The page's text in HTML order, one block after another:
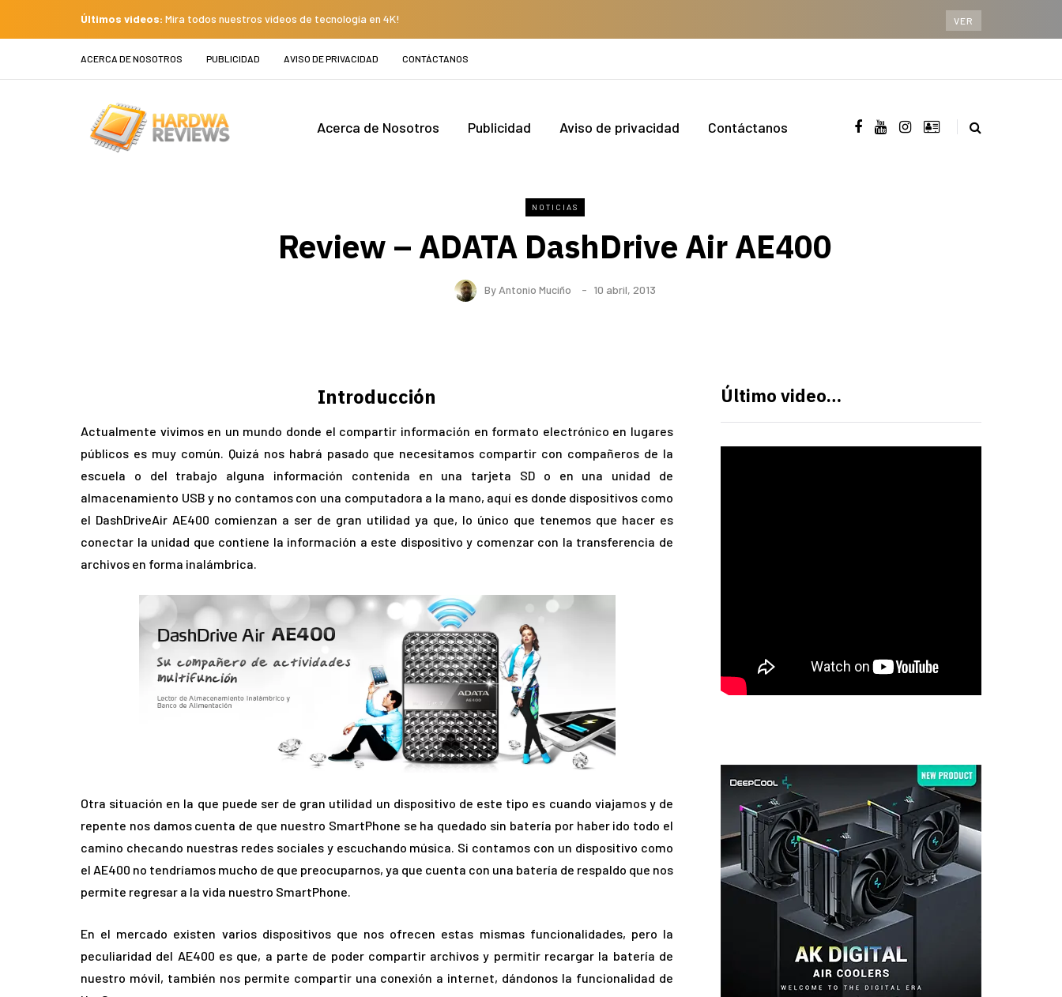
Últimos videos: Mira todos nuestros videos de tecnología en 4K! VER
ACERCA DE NOSOTROS PUBLICIDAD AVISO DE PRIVACIDAD CONTÁCTANOS
Acerca de Nosotros Publicidad Aviso de privacidad Contáctanos
NOTICIAS
Review – ADATA DashDrive Air AE400
By Antonio Muciño 10 abril, 2013
Introducción
Actualmente vivimos en un mundo donde el compartir información en formato electrónico en lugares
públicos es muy común. Quizá nos habrá pasado que necesitamos compartir con compañeros de la
escuela o del trabajo alguna información contenida en una tarjeta SD o en una unidad de
almacenamiento USB y no contamos con una computadora a la mano, aquí es donde dispositivos como
el DashDriveAir AE400 comienzan a ser de gran utilidad ya que, lo único que tenemos que hacer es
conectar la unidad que contiene la información a este dispositivo y comenzar con la transferencia de
archivos en forma inalámbrica.
Otra situación en la que puede ser de gran utilidad un dispositivo de este tipo es cuando viajamos y de
repente nos damos cuenta de que nuestro SmartPhone se ha quedado sin batería por haber ido todo el
camino checando nuestras redes sociales y escuchando música. Si contamos con un dispositivo como
el AE400 no tendríamos mucho de que preocuparnos, ya que cuenta con una batería de respaldo que nos
permite regresar a la vida nuestro SmartPhone.
En el mercado existen varios dispositivos que nos ofrecen estas mismas funcionalidades, pero la
peculiaridad del AE400 es que, a parte de poder compartir archivos y permitir recargar la batería de
nuestro móvil, también nos permite compartir una conexión a internet, dándonos la funcionalidad de
Último video…